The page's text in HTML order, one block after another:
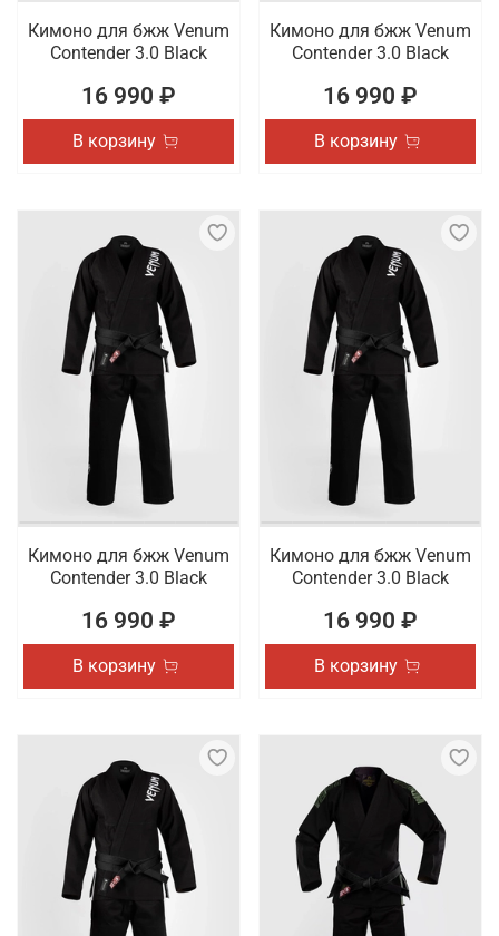
Кимоно для бжж Venum
Contender 3.0 Black
16 990 ₽
В корзину
Кимоно для бжж Venum
Contender 3.0 Black
16 990 ₽
В корзину
Кимоно для бжж Venum
Contender 3.0 Black
16 990 ₽
В корзину
Кимоно для бжж Venum
Contender 3.0 Black
16 990 ₽
В корзину